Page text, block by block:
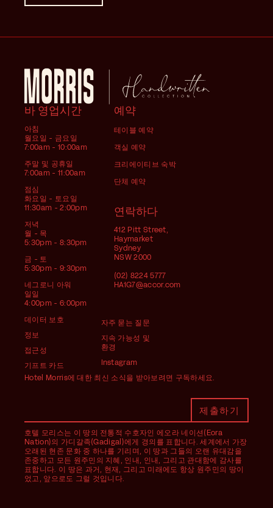
바 영업시간
아침
월요일 - 금요일
7:00am - 10:00am
주말 및 공휴일
7:00am - 11:00am
점심
화요일 - 토요일
11:30am - 2:00pm
저녁
월 - 목
5:30pm - 8:30pm
금 - 토
5:30pm - 9:30pm
네그로니 아워
일일
4:00pm - 6:00pm
예약
테이블 예약
객실 예약
크리에이티브 숙박
단체 예약
연락하다
412 Pitt Street,
Haymarket
Sydney
NSW 2000
(02) 8224 5777
HA1G7@accor.com
데이터 보호
정보
접근성
기프트 카드
자주 묻는 질문
지속 가능성 및
환경
Instagram
Hotel Morris에 대한 최신 소식을 받아보려면 구독하세요.
호텔 모리스는 이 땅의 전통적 수호자인 에오라 네이션(Eora
Nation)의 가디갈족(Gadigal)에게 경의를 표합니다. 세계에서 가장
오래된 현존 문화 중 하나를 기리며, 이 땅과 그들의 오랜 유대감을
존중하고 모든 원주민의 지혜, 인내, 인내, 그리고 관대함에 감사를
표합니다. 이 땅은 과거, 현재, 그리고 미래에도 항상 원주민의 땅이
었고, 앞으로도 그럴 것입니다.